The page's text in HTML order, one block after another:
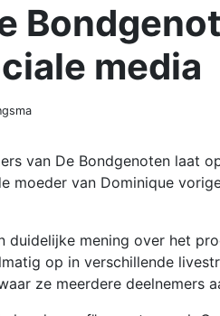
media
van De Bondgenoten laat
moeder van Dominique
duidelijke mening over het
op in verschillende
ze meerdere deelnemers